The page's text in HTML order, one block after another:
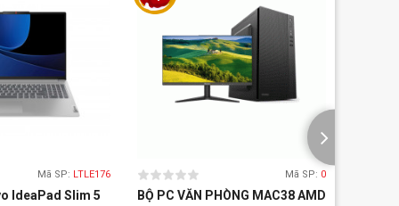
Mã SP: LTLE176
IdeaPad Slim 5
Mã SP: 0
BỘ PC VĂN PHÒNG MAC38 AMD